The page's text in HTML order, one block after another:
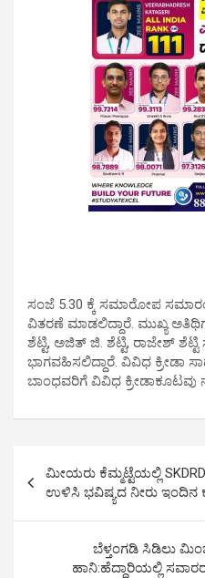
ಸಂಜೆ 5.30 ಕ್ಕೆ ಸಮಾರೋಪ
ವಿತರಣೆ ಮಾಡಲಿದ್ದಾರೆ. ಮುಖ್ಯ
ಶೆಟ್ಟಿ, ಅಜಿತ್ ಜಿ. ಶೆಟ್ಟಿ, ರಾಜೇಶ್ ಶೆಟ್ಟಿ
ಭಾಗವಹಿಸಲಿದ್ದಾರೆ. ವಿವಿಧ ಕ್ರೀಡಾ
ಬಾಂಧವರಿಗೆ ವಿವಿಧ
s
ಮೀಯರು ಕೆಮ್ಮಟ್ಟೆಯಲ್ಲಿ
ಉಳಿಸಿ ಭವಿಷ್ಯದ ನೀರು
ಬೆಳ್ತಂಗಡಿ ಸಿಡಿಲು
ಹಾನಿ:ಹೆದ್ದಾರಿಯಲ್ಲಿ